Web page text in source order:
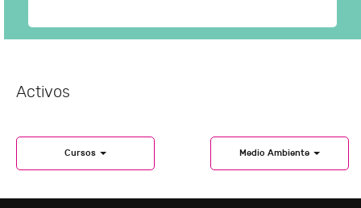
Activos
Cursos Medio Ambiente